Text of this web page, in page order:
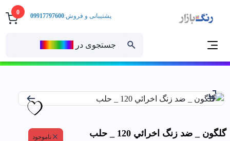
0
جستجوی در
پشتیبانی و فروش:09917797600
گلگون _ ضد زنگ اخرائي 120 _ حلب ناموجود